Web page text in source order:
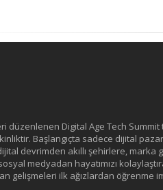
düzenlenen Digital Age Tech
Başlangıçta sadece dijital
devrimden akıllı şehirlere, marka
medyadan hayatımızı
gelişmeleri ilk ağızlardan öğrenme